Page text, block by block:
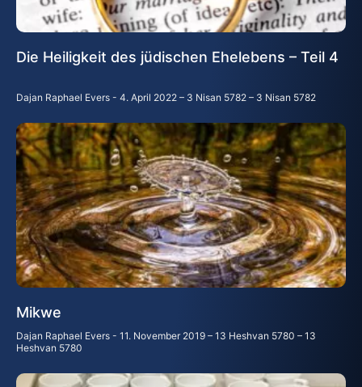
Die Heiligkeit des jüdischen Ehelebens – Teil 4
Dajan Raphael Evers 4. April 2022 – 3 Nisan 5782 – 3 Nisan 5782
Mikwe
Dajan Raphael Evers
11. November 2019 – 13 Heshvan 5780 – 13
Heshvan 5780